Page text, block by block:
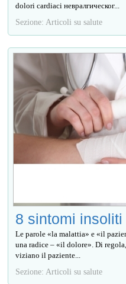
dolori cardiaci невралгическог...
Sezione: Articoli su salute
8 sintomi
Le parole «la malattia» e «il
una radice – «il dolore». Di
viziano il paziente...
Sezione: Articoli su salute